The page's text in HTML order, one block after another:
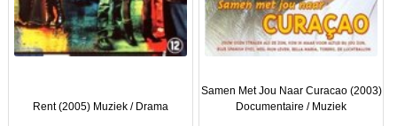
Rent (2005) Muziek / Drama
Samen Met Jou Naar Curacao (2003)
Documentaire / Muziek